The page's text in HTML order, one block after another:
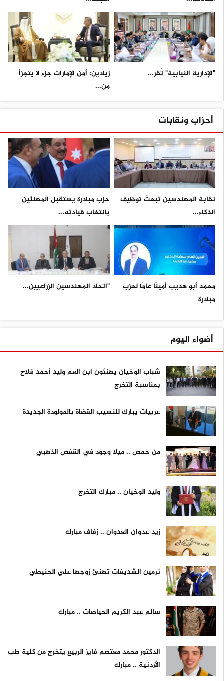
"الإدارية النيابية" تُقر...
زيادين: أمن الإمارات جزء لا يتجزأ
من...
أحزاب ونقابات
نقابة المهندسين تبحث توظيف
الذكاء...
حزب مبادرة يستقبل المهنئين
بانتخاب قيادته...
محمد أبو هديب أمينًا عامًا لحزب
مبادرة
"اتحاد المهندسين الزراعيين...
أضواء اليوم
شباب الوخيان يهنئون ابن العم وليد أحمد فلاح
بمناسبة التخرج
عربيات يبارك للنسيب القضاة بالمولودة الجديدة
من حمص .. ميلا وجود في القفص الذهبي
وليد الوخيان .. مبارك التخرج
زيد عدوان العدوان .. زفاف مبارك
نرمين الشديفات تهنئ زوجها علي الحنيطي
سالم عبد الكريم الحياصات .. مبارك
الدكتور محمد معتصم فايز الربيع يتخرج من كلية طب
الأردنية .. مبارك